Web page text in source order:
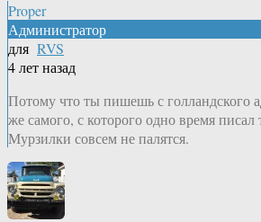
Proper
Администратор
для RVS
4 лет назад
Потому что ты пишешь с голландского
же самого, с которого одно время
Мурзилки совсем не палятся.